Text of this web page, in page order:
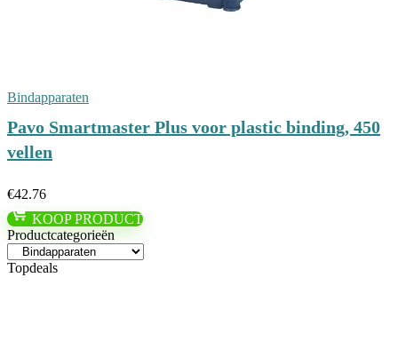
Bindapparaten
Pavo Smartmaster Plus voor plastic binding, 450
vellen
€42.76
KOOP PRODUCT
Productcategorieën
Topdeals